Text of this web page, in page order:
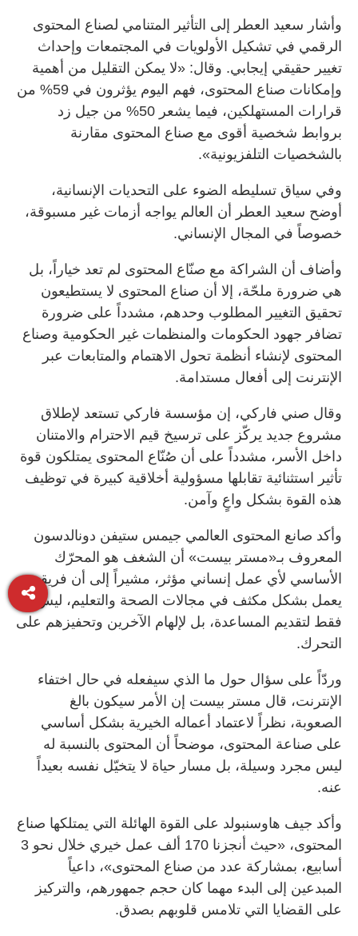
وأشار سعيد العطر إلى التأثير المتنامي لصناع المحتوى
الرقمي في تشكيل الأولويات في المجتمعات وإحداث
تغيير حقيقي إيجابي. وقال: «لا يمكن التقليل من أهمية
وإمكانات صناع المحتوى، فهم اليوم يؤثرون في 59% من
قرارات المستهلكين، فيما يشعر 50% من جيل زد
بروابط شخصية أقوى مع صناع المحتوى مقارنة
بالشخصيات التلفزيونية».
وفي سياق تسليطه الضوء على التحديات الإنسانية،
أوضح سعيد العطر أن العالم يواجه أزمات غير مسبوقة،
خصوصاً في المجال الإنساني.
وأضاف أن الشراكة مع صنّاع المحتوى لم تعد خياراً، بل
هي ضرورة ملحّة، إلا أن صناع المحتوى لا يستطيعون
تحقيق التغيير المطلوب وحدهم، مشدداً على ضرورة
تضافر جهود الحكومات والمنظمات غير الحكومية وصناع
المحتوى لإنشاء أنظمة تحول الاهتمام والمتابعات عبر
الإنترنت إلى أفعال مستدامة.
وقال صني فاركي، إن مؤسسة فاركي تستعد لإطلاق
مشروع جديد يركّز على ترسيخ قيم الاحترام والامتنان
داخل الأسر، مشدداً على أن صُنّاع المحتوى يمتلكون قوة
تأثير استثنائية تقابلها مسؤولية أخلاقية كبيرة في توظيف
هذه القوة بشكل واعٍ وآمن.
وأكد صانع المحتوى العالمي جيمس ستيفن دونالدسون
المعروف بـ«مستر بيست» أن الشغف هو المحرّك
الأساسي لأي عمل إنساني مؤثر، مشيراً إلى أن فريقه
يعمل بشكل مكثف في مجالات الصحة والتعليم، ليس
فقط لتقديم المساعدة، بل لإلهام الآخرين وتحفيزهم على
التحرك.
وردّاً على سؤال حول ما الذي سيفعله في حال اختفاء
الإنترنت، قال مستر بيست إن الأمر سيكون بالغ
الصعوبة، نظراً لاعتماد أعماله الخيرية بشكل أساسي
على صناعة المحتوى، موضحاً أن المحتوى بالنسبة له
ليس مجرد وسيلة، بل مسار حياة لا يتخيّل نفسه بعيداً
عنه.
وأكد جيف هاوسنبولد على القوة الهائلة التي يمتلكها صناع
المحتوى، «حيث أنجزنا 170 ألف عمل خيري خلال نحو 3
أسابيع، بمشاركة عدد من صناع المحتوى»، داعياً
المبدعين إلى البدء مهما كان حجم جمهورهم، والتركيز
على القضايا التي تلامس قلوبهم بصدق.